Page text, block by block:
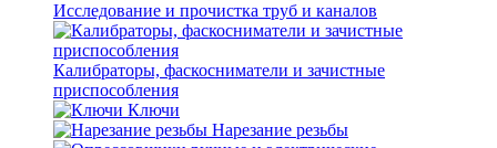
Исследование и прочистка труб и каналов
Калибраторы, фаскосниматели и зачистные
приспособления
Ключи
Нарезание резьбы